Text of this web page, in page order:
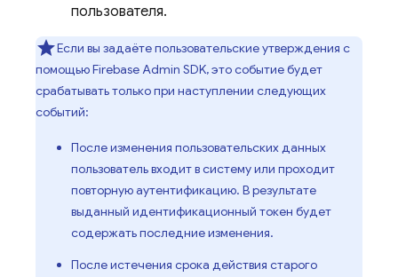
пользователя.
Если вы задаёте пользовательские утверждения с
помощью Firebase Admin SDK, это событие будет
срабатывать только при наступлении следующих
событий:
После изменения пользовательских данных
пользователь входит в систему или проходит
повторную аутентификацию. В результате
выданный идентификационный токен будет
содержать последние изменения.
После истечения срока действия старого